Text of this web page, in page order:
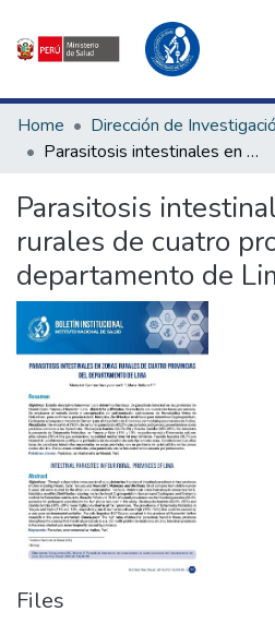
Communities & Collections
All of DSpace
Estadísticas Externas
Enlaces de interés ▾
Home
Parasitosis intestinales en zonas rurales de cuatro provincias del departamento de Lima
Parasitosis
rurales de cuatro
departamento de
Files